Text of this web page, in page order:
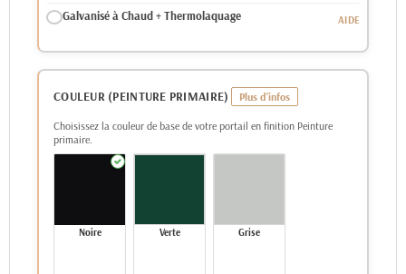
Galvanisé à Chaud + Thermolaquage
COULEUR (PEINTURE PRIMAIRE)
Choisissez la couleur de base de votre portail en finition Peinture
primaire.
Noire Verte Grise